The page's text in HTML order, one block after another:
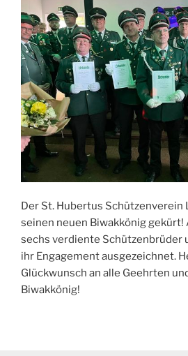
Der St. Hubertus Schützenverein
seinen neuen Biwakkönig
sechs verdiente Schützenbrüder
ihr Engagement ausgezeichnet.
Glückwunsch an alle Geehrten
Biwakkönig!